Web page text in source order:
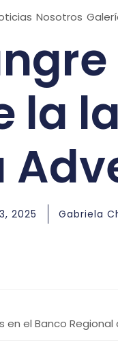
Nosotros
la
2025 Gabriela
en el Banco